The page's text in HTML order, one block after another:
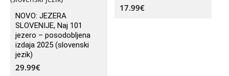
NOVO: JEZERA
SLOVENIJE, Naj 101
jezero – posodobljena
izdaja 2025 (slovenski
jezik)
29.99€
17.99€